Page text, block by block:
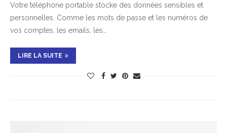
Votre téléphone portable stocke des données sensibles et
personnelles. Comme les mots de passe et les numéros de
vos comptes, les emails, les…
LIRE LA SUITE